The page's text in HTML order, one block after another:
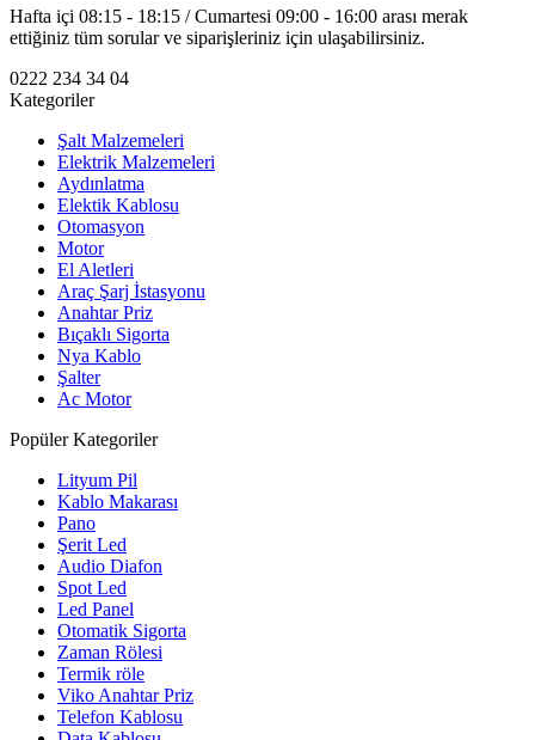
Hafta içi 08:15 - 18:15 / Cumartesi 09:00 - 16:00 arası merak
ettiğiniz tüm sorular ve siparişleriniz için ulaşabilirsiniz.
0222 234 34 04
Kategoriler
Şalt Malzemeleri
Elektrik Malzemeleri
Aydınlatma
Elektik Kablosu
Otomasyon
Motor
El Aletleri
Araç Şarj İstasyonu
Anahtar Priz
Bıçaklı Sigorta
Nya Kablo
Şalter
Ac Motor
Popüler Kategoriler
Lityum Pil
Kablo Makarası
Pano
Şerit Led
Audio Diafon
Spot Led
Led Panel
Otomatik Sigorta
Zaman Rölesi
Termik röle
Viko Anahtar Priz
Telefon Kablosu